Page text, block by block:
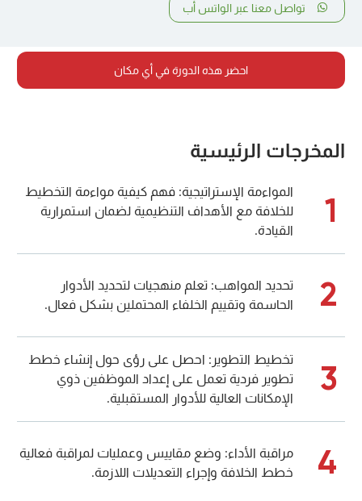
تواصل معنا عبر الواتس أب
احضر هذه الدورة في أي مكان
المخرجات الرئيسية
1
المواءمة الإستراتيجية: فهم كيفية مواءمة التخطيط
للخلافة مع الأهداف التنظيمية لضمان استمرارية
القيادة.
2
تحديد المواهب: تعلم منهجيات لتحديد الأدوار
الحاسمة وتقييم الخلفاء المحتملين بشكل فعال.
3
تخطيط التطوير: احصل على رؤى حول إنشاء خطط
تطوير فردية تعمل على إعداد الموظفين ذوي
الإمكانات العالية للأدوار المستقبلية.
4
مراقبة الأداء: وضع مقاييس وعمليات لمراقبة فعالية
خطط الخلافة وإجراء التعديلات اللازمة.